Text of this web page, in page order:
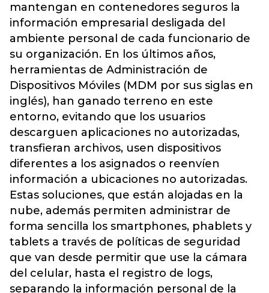
mantengan en contenedores seguros la
información empresarial desligada del
ambiente personal de cada funcionario de
su organización. En los últimos años,
herramientas de Administración de
Dispositivos Móviles (MDM por sus siglas en
inglés), han ganado terreno en este
entorno, evitando que los usuarios
descarguen aplicaciones no autorizadas,
transfieran archivos, usen dispositivos
diferentes a los asignados o reenvíen
información a ubicaciones no autorizadas.
Estas soluciones, que están alojadas en la
nube, además permiten administrar de
forma sencilla los smartphones, phablets y
tablets a través de políticas de seguridad
que van desde permitir que use la cámara
del celular, hasta el registro de logs,
separando la información personal de la